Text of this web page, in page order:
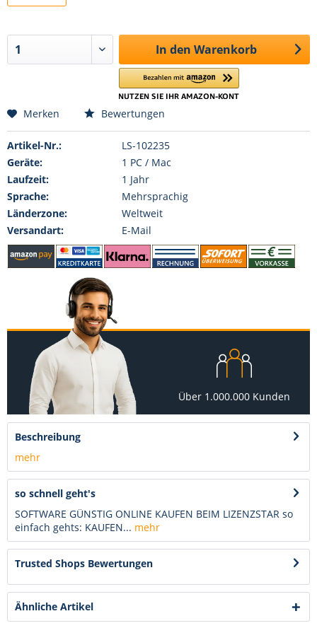
In den Warenkorb
Merken Bewertungen
Artikel-Nr.:
LS-102235
Geräte:
1 PC / Mac
Laufzeit:
1 Jahr
Sprache:
Mehrsprachig
Länderzone:
Weltweit
Versandart:
E-Mail
Über 1.000.000 Kunden
Beschreibung
mehr
so schnell geht's
SOFTWARE GÜNSTIG ONLINE KAUFEN BEIM LIZENZSTAR so
einfach gehts: KAUFEN... mehr
Trusted Shops Bewertungen
Ähnliche Artikel